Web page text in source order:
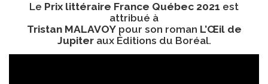
INTRANET
Le Prix littéraire France Québec 2021 est
attribué à
Tristan MALAVOYpour son roman L’Œil de
Jupiteraux Éditions du Boréal.